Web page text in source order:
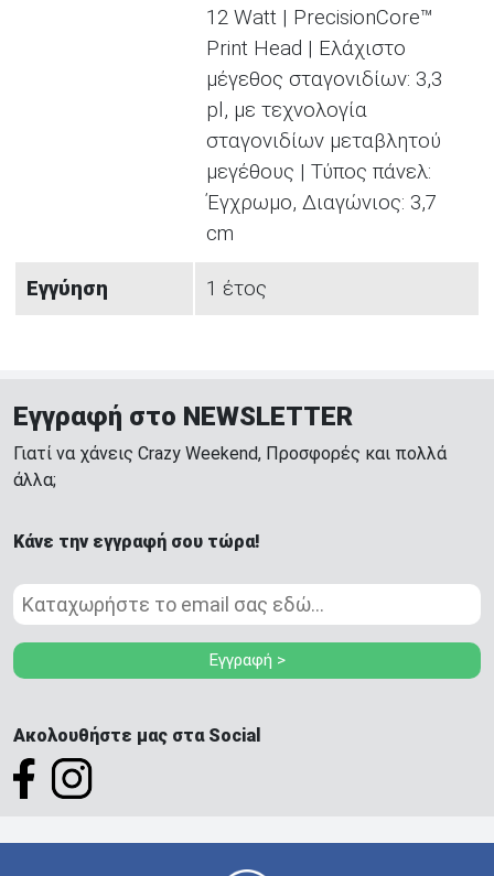
12 Watt | PrecisionCore™
Print Head | Ελάχιστο
μέγεθος σταγονιδίων: 3,3
pl, με τεχνολογία
σταγονιδίων μεταβλητού
μεγέθους | Τύπος πάνελ:
Έγχρωμο, Διαγώνιος: 3,7
cm
Εγγύηση 1 έτος
Εγγραφή στο NEWSLETTER
Γιατί να χάνεις Crazy Weekend, Προσφορές και πολλά
άλλα;
Κάνε την εγγραφή σου τώρα!
Εγγραφή >
Ακολουθήστε μας στα Social